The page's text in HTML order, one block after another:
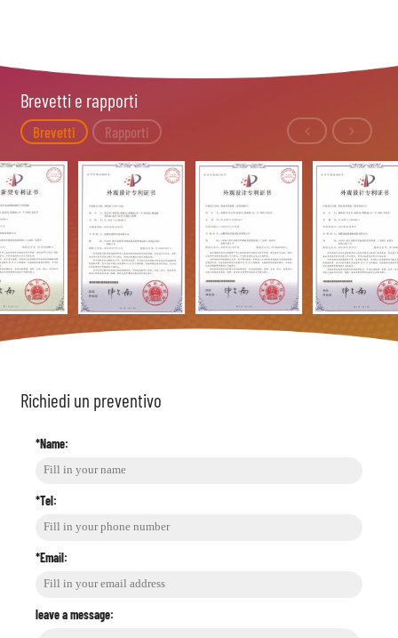
Brevetti e rapporti
Brevetti Rapporti
Richiedi un preventivo
*Name:
*Tel:
*Email:
leave a message: